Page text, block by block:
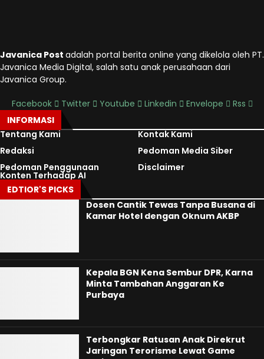
Javanica Post adalah portal berita online yang dikelola oleh PT.
Javanica Media Digital, salah satu anak perusahaan dari
Javanica Group.
Facebook Twitter Youtube Linkedin Envelope
Rss
INFORMASI
Tentang Kami
Kontak Kami
Redaksi
Pedoman Media Siber
Pedoman Penggunaan
Konten Terhadap AI
Disclaimer
EDTIOR'S PICKS
Dosen Cantik Tewas Tanpa Busana di
Kamar Hotel dengan Oknum AKBP
Kepala BGN Kena Sembur DPR, Karna
Minta Tambahan Anggaran Ke
Purbaya
Terbongkar Ratusan Anak Direkrut
Jaringan Terorisme Lewat Game